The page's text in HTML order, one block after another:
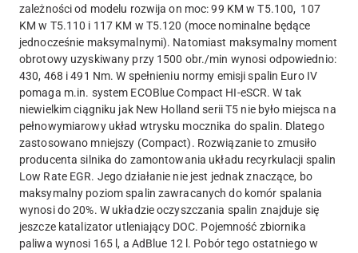
zależności od modelu rozwija on moc: 99 KM w T5.100, 107
KM w T5.110 i 117 KM w T5.120 (moce nominalne będące
jednocześnie maksymalnymi). Natomiast maksymalny moment
obrotowy uzyskiwany przy 1500 obr./min wynosi odpowiednio:
430, 468 i 491 Nm. W spełnieniu normy emisji spalin Euro IV
pomaga m.in. system ECOBlue Compact HI-eSCR. W tak
niewielkim ciągniku jak New Holland serii T5 nie było miejsca na
pełnowymiarowy układ wtrysku mocznika do spalin. Dlatego
zastosowano mniejszy (Compact). Rozwiązanie to zmusiło
producenta silnika do zamontowania układu recyrkulacji spalin
Low Rate EGR. Jego działanie nie jest jednak znaczące, bo
maksymalny poziom spalin zawracanych do komór spalania
wynosi do 20%. W układzie oczyszczania spalin znajduje się
jeszcze katalizator utleniający DOC. Pojemność zbiornika
paliwa wynosi 165 l, a AdBlue 12 l. Pobór tego ostatniego w